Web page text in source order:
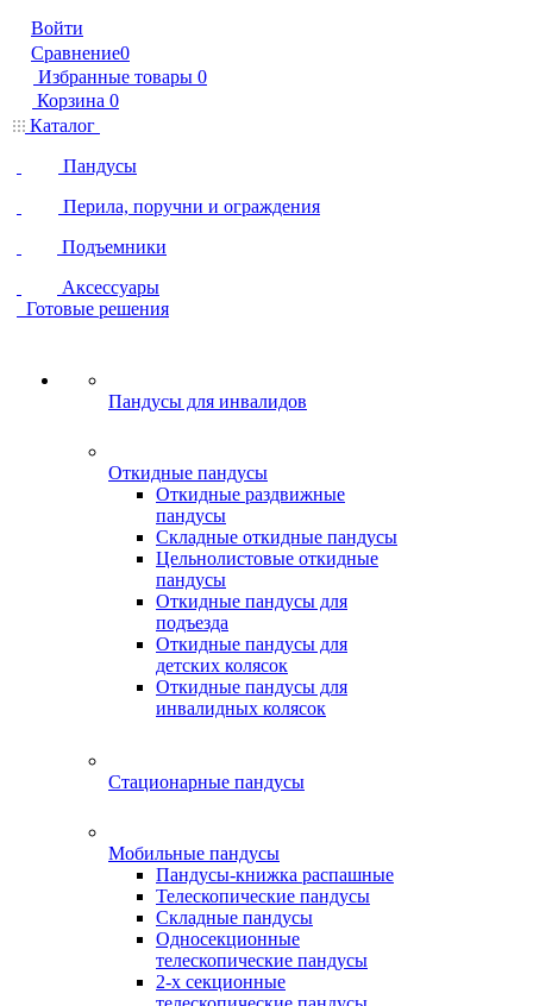
Войти
Сравнение0
Избранные товары 0
Корзина 0
Каталог
Пандусы
Перила, поручни и ограждения
Подъемники
Аксессуары
Готовые решения
Пандусы для инвалидов
Откидные пандусы
Откидные раздвижные
пандусы
Складные откидные пандусы
Цельнолистовые откидные
пандусы
Откидные пандусы для
подъезда
Откидные пандусы для
детских колясок
Откидные пандусы для
инвалидных колясок
Стационарные пандусы
Мобильные пандусы
Пандусы-книжка распашные
Телескопические пандусы
Складные пандусы
Односекционные
телескопические пандусы
2-х секционные